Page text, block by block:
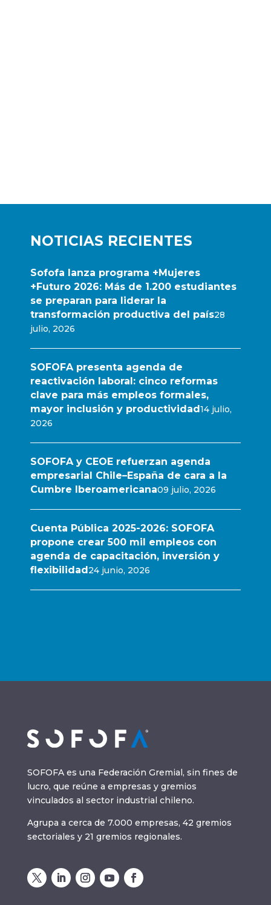
NOTICIAS RECIENTES
Sofofa lanza programa +Mujeres
+Futuro 2026: Más de 1.200 estudiantes
se preparan para liderar la
transformación productiva del país28
julio, 2026
SOFOFA presenta agenda de
reactivación laboral: cinco reformas
clave para más empleos formales,
mayor inclusión y productividad14 julio,
2026
SOFOFA y CEOE refuerzan agenda
empresarial Chile–España de cara a la
Cumbre Iberoamericana09 julio, 2026
Cuenta Pública 2025-2026: SOFOFA
propone crear 500 mil empleos con
agenda de capacitación, inversión y
flexibilidad24 junio, 2026
SOFOFA es una Federación Gremial, sin fines de
lucro, que reúne a empresas y gremios
vinculados al sector industrial chileno.
Agrupa a cerca de 7.000 empresas, 42 gremios
sectoriales y 21 gremios regionales.